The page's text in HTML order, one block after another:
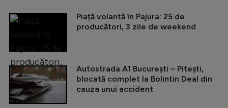
Piață volantă în Pajura: 25 de
producători, 3 zile de weekend
Autostrada A1 București – Pitești,
blocată complet la Bolintin Deal din
cauza unui accident